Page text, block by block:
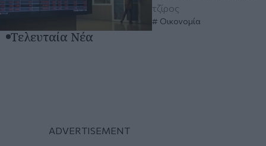
τζίρος
Οικονομία
Τελευταία Νέα